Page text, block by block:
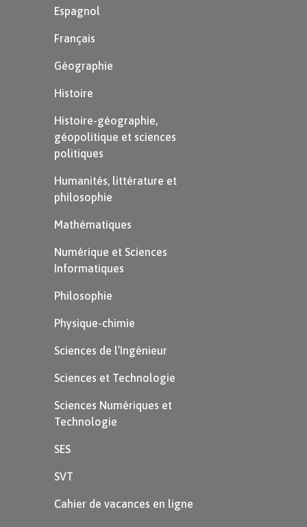
Espagnol
Français
Géographie
Histoire
Histoire-géographie,
géopolitique et sciences
politiques
Humanités, littérature et
philosophie
Mathématiques
Numérique et Sciences
Informatiques
Philosophie
Physique-chimie
Sciences de l’Ingénieur
Sciences et Technologie
Sciences Numériques et
Technologie
SES
SVT
Cahier de vacances en ligne